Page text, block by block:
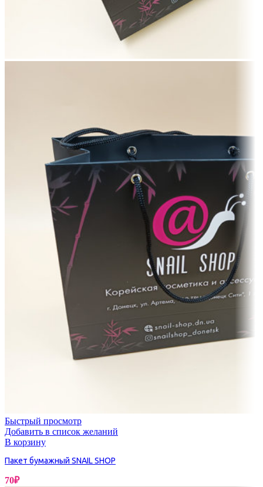
Быстрый просмотр
Добавить в список желаний
В корзину
Пакет бумажный SNAIL SHOP
70₽